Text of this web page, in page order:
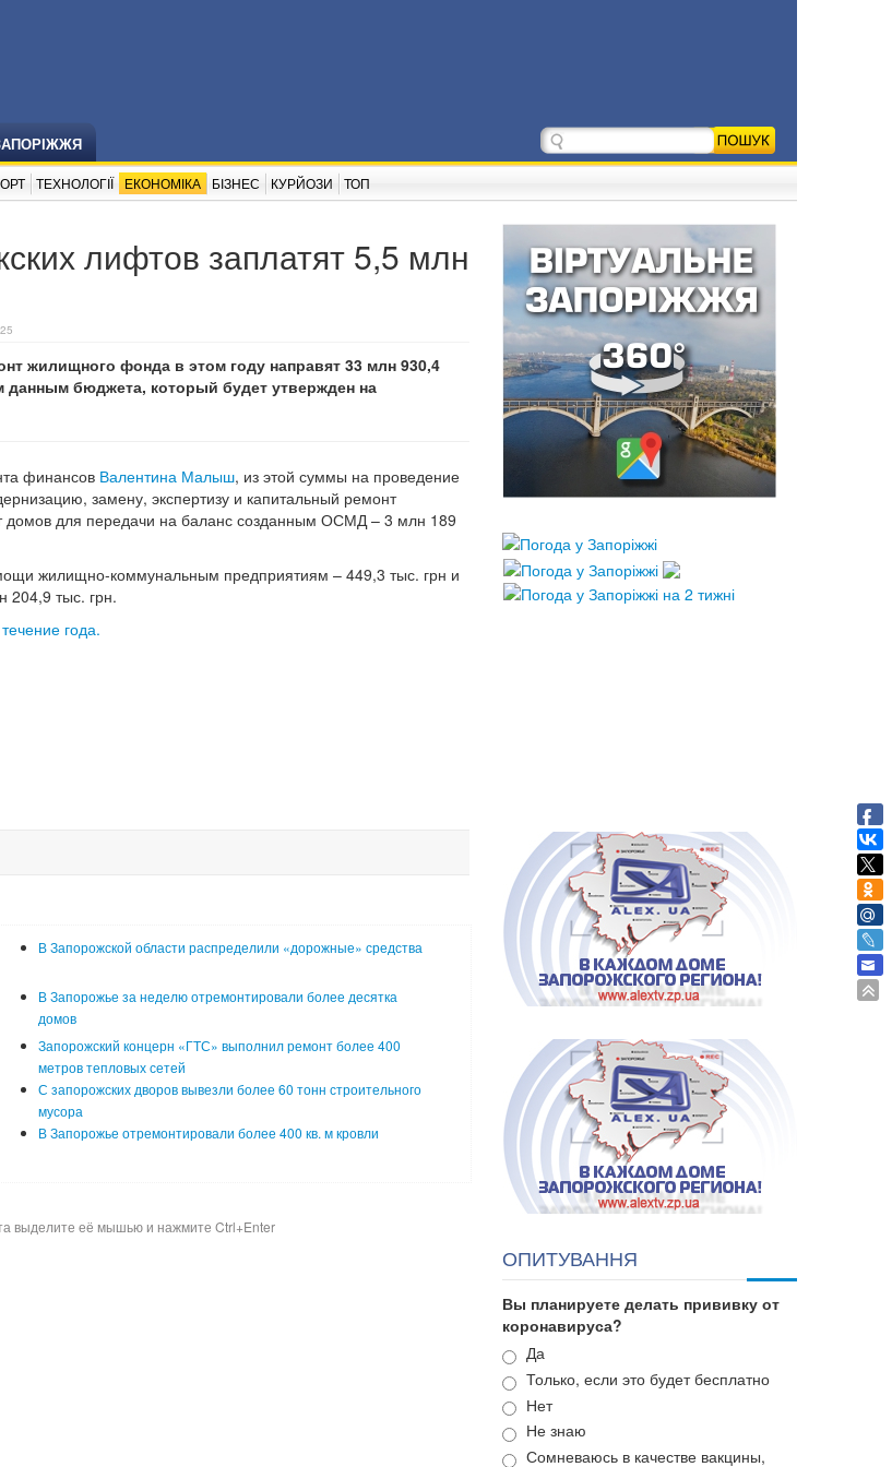
ТЕХНОЛОГІЇ ЕКОНОМІКА БІЗНЕС КУРЙОЗИ ТОП
лифтов заплатят 5,5 млн
жилищного фонда в этом году направят 33 млн 930,4
бюджета, который будет утвержден на
финансов Валентина Малыш, из этой суммы на проведение
замену, экспертизу и капитальный ремонт
домов для передачи на баланс созданным ОСМД – 3 млн 189
жилищно-коммунальным предприятиям – 449,3 тыс. грн и
тыс. грн.
года.
В Запорожской области распределили «дорожные» средства
В Запорожье за неделю отремонтировали более десятка
домов
Запорожский концерн «ГТС» выполнил ремонт более 400
метров тепловых сетей
С запорожских дворов вывезли более 60 тонн строительного
мусора
В Запорожье отремонтировали более 400 кв. м кровли
выделите её мышью и нажмите Ctrl+Enter
ОПИТУВАННЯ
Вы планируете делать прививку от
коронавируса?
Варианты
Да
Только, если это будет бесплатно
Нет
Не знаю
Сомневаюсь в качестве вакцины,